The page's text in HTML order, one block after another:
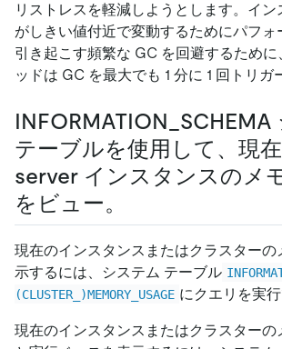
リストレスを軽減しようとします。イン
がしきい値付近で変動するためにパフォ
引き起こす頻繁な GC を回避するために
ッドは GC を最大でも 1 分に 1 回トリガ
INFORMATION_SCHEMA
テーブルを使用して、現
server インスタンスのメ
をビュー。
現在のインスタンスまたはクラスターの
示するには、システム テーブル
(CLUSTER_)MEMORY_USAGE にクエリを実行
現在のインスタンスまたはクラスターの